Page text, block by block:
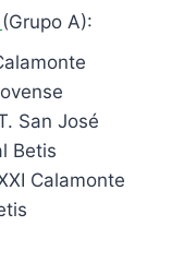
(Grupo A):
San José
Betis
Calamonte